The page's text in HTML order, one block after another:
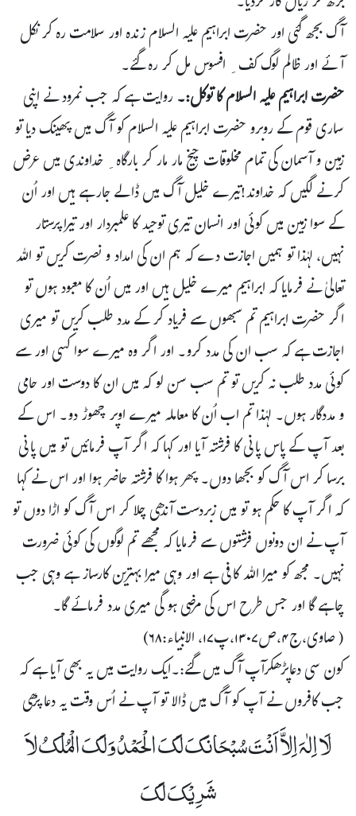
آگ بجھ گئی اور حضرت ابراہیم علیہ السلام زندہ اور سلامت رہ کر نکل
آئے اور ظالم لوگ کف ِ افسوس مل کر رہ گئے۔
حضرت ابراہیم علیہ السلام کا توکل:۔روایت ہے کہ جب نمرود نے اپنی
ساری قوم کے روبرو حضرت ابراہیم علیہ السلام کو آگ میں پھینک دیا تو
زمین و آسمان کی تمام مخلوقات چیخ مار مار کر بارگاہ ِ خداوندی میں عرض
کرنے لگیں کہ خداوند!تیرے خلیل آگ میں ڈالے جارہے ہیں اور اُن
کے سوا زمین میں کوئی اور انسان تیری توحید کا علمبردار اور تیرا پرستار
نہیں، لہٰذا تو ہمیں اجازت دے کہ ہم ان کی امداد و نصرت کریں تو اللہ
تعالیٰ نے فرمایا کہ ابراہیم میرے خلیل ہیں اور میں اُن کا معبود ہوں تو
اگر حضرت ابراہیم تم سبھوں سے فریاد کر کے مدد طلب کریں تو میری
اجازت ہے کہ سب ان کی مدد کرو۔ اور اگر وہ میرے سوا کسی اور سے
کوئی مدد طلب نہ کریں تو تم سب سن لو کہ میں ان کا دوست اور حامی
و مددگار ہوں۔ لہٰذا تم اب اُن کا معاملہ میرے اوپر چھوڑ دو۔ اس کے
بعد آپ کے پاس پانی کا فرشتہ آیا اور کہا کہ اگر آپ فرمائیں تو میں پانی
برسا کر اس آگ کو بجھا دوں۔ پھر ہوا کا فرشتہ حاضر ہوا اور اس نے کہا
کہ اگر آپ کا حکم ہو تو میں زبردست آندھی چلا کر اس آگ کو اڑا دوں تو
آپ نے ان دونوں فرشتوں سے فرمایا کہ مجھے تم لوگوں کی کوئی ضرورت
نہیں۔ مجھ کو میرا اللہ کافی ہے اور وہی میرا بہترین کارساز ہے وہی جب
چاہے گا اور جس طرح اس کی مرضی ہو گی میری مدد فرمائے گا۔
( صاوی،ج۴،ص۱۳۰۷،پ۱۷، الانبیاء:۶۸)
کون سی دعاپڑھکرآپ آگ میں گئے:۔ایک روایت میں یہ بھی آیا ہے کہ
جب کافروں نے آپ کو آگ میں ڈالا تو آپ نے اُس وقت یہ دعا پڑھی
لَا اِلٰہَ اِلاَّ اَنْتَ سُبْحَانَکَ لَکَ الْحَمْدُ وَلَکَ الْمُلْکُ لاَ
شَرِیْکَ لَکَ